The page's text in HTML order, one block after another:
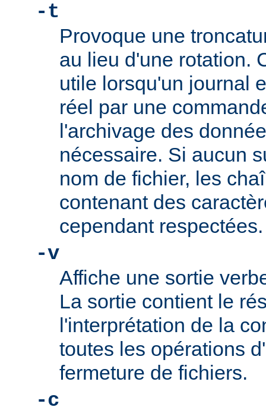
-t
Provoque une
au lieu d'une rotation.
utile lorsqu'un journal
réel par une
l'archivage des
nécessaire. Si aucun
nom de fichier, les
contenant des
cependant respectées.
-v
Affiche une sortie
La sortie contient le
l'interprétation de la
toutes les opérations
fermeture de fichiers.
-c